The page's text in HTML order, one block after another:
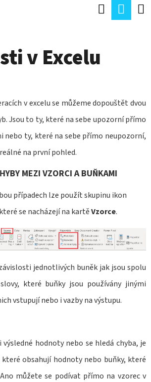
Hledat
v Excelu
v excelu se můžeme dopouštět dvou
Jsou to ty, které na sebe upozorní přímo
nebo ty, které na sebe přímo neupozorní,
na první pohled.
MEZI VZORCI A BUŇKAMI
případech lze použít skupinu ikon
se nacházejí na kartěVzorce.
jednotlivých buněk jak jsou spolu
které buňky jsou používány jinými
vstupují nebo i vazby na výstupu.
hodnoty nebo se hledá chyba, je
obsahují hodnoty nebo buňky, které
můžete se podívat přímo na vzorec v